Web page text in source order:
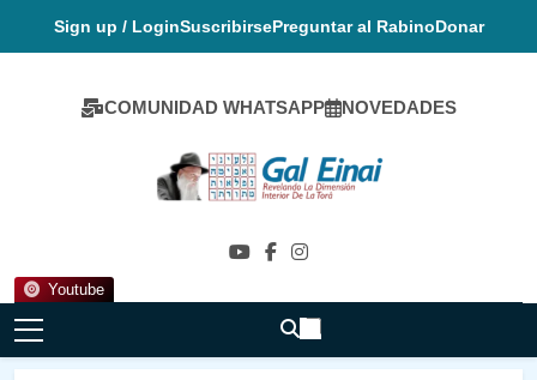
Sign up / LoginSuscribirsePreguntar al RabinoDonar
COMUNIDAD WHATSAPP NOVEDADES
Youtube
Gal Einai En